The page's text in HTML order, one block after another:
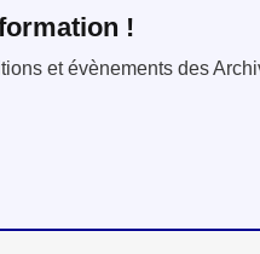
!
et évènements des